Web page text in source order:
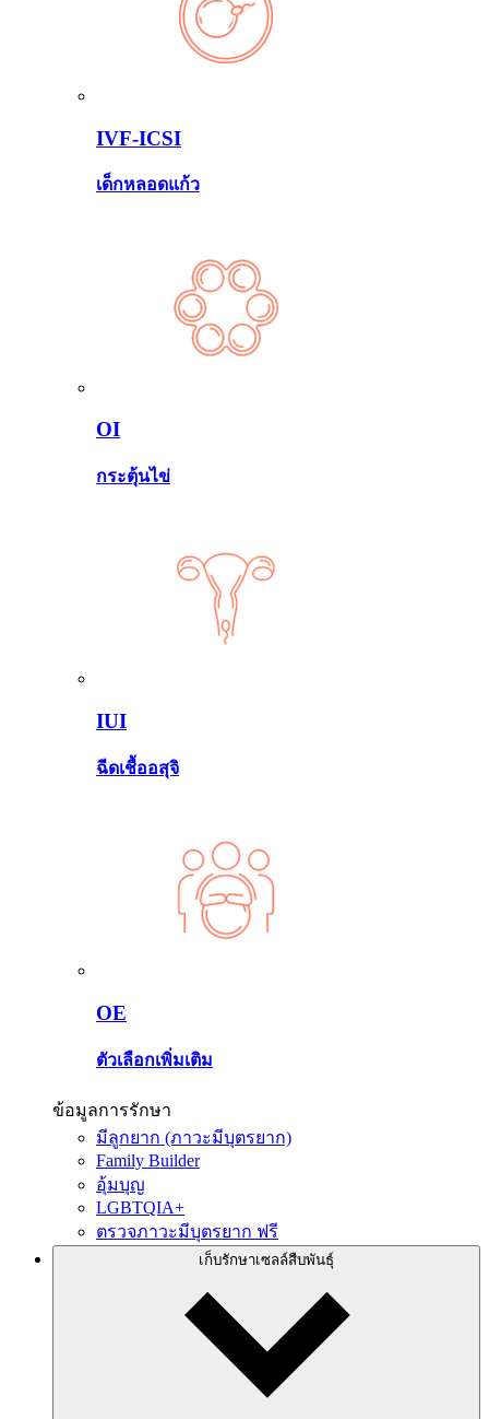
IVF-ICSI
เด็กหลอดแก้ว
OI
กระตุ้นไข่
IUI
ฉีดเชื้ออสุจิ
OE
ตัวเลือกเพิ่มเติม
ข้อมูลการรักษา
มีลูกยาก (ภาวะมีบุตรยาก)
Family Builder
อุ้มบุญ
LGBTQIA+
ตรวจภาวะมีบุตรยาก ฟรี
เก็บรักษาเซลล์สืบพันธุ์